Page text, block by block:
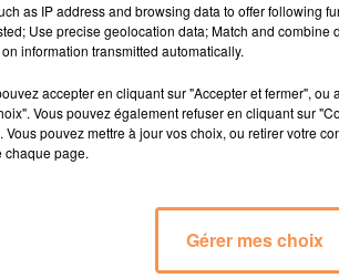
2019
as IP address and browsing data to offer following
Use precise geolocation data; Match and
information transmitted automatically.
accepter en cliquant sur "Accepter et fermer",
Vous pouvez également refuser en cliquant sur
Vous pouvez mettre à jour vos choix, ou retirer votre
chaque page.
Gérer mes choix